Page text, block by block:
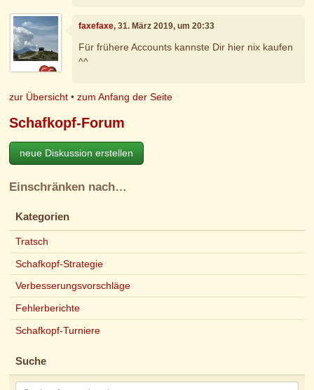
faxefaxe, 31. März 2019, um 20:33
Für frühere Accounts kannste Dir hier nix kaufen
^^
zur Übersicht •zum Anfang der Seite
Schafkopf-Forum
neue Diskussion erstellen
Einschränken nach…
Kategorien
Tratsch
Schafkopf-Strategie
Verbesserungsvorschläge
Fehlerberichte
Schafkopf-Turniere
Suche